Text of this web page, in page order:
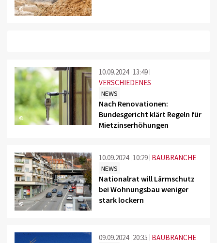
©
©
10.09.2024 13:49
VERSCHIEDENES
NEWS
Nach Renovationen:
Bundesgericht klärt Regeln für
Mietzinserhöhungen
©
10.09.2024 10:29 BAUBRANCHE
NEWS
Nationalrat will Lärmschutz
bei Wohnungsbau weniger
stark lockern
09.09.2024 20:35 BAUBRANCHE